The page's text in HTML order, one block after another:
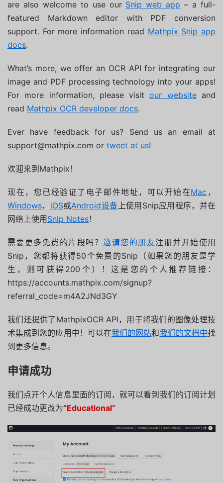
are also welcome to use our Snip web app – a full-
featured Markdown editor with PDF conversion
support. For more information read Mathpix Snip app
docs.
What’s more, we offer an OCR API for integrating our
image and PDF processing technology into your apps!
For more information, please visitour websiteand
read Mathpix OCR developer docs.
Ever have feedback for us? Send us an email at
support@mathpix.com or tweet at us!
欢迎来到Mathpix！
现在，您已经验证了电子邮件地址，可以开始在Mac ，
Windows， iOS或Android设备 上使用Snip应用程序，并在
网络上使用Snip Notes！
需要更多免费的片段吗？邀请您的朋友注册并开始使用
Snip，您都将获得50个免费的Snip（如果您的朋友是学
生，则可获得200个）！这是您的个人推荐链接：
https://accounts.mathpix.com/signup?
referral_code=m4A2JNd3GY
我们还提供了MathpixOCR API，用于将我们的图像处理技
术集成到您的应用中！可以在我们的网站和我们的文档中找
到更多信息。
申请成功
我们点开个人信息里面的订阅，就可以看到我们的订阅计划
已经成功更改为“Educational”